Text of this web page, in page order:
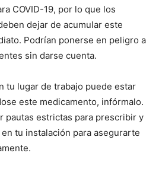
COVID-19, por lo que los
dejar de acumular este
Podrían ponerse en peligro a
sin darse cuenta.
tu lugar de trabajo puede estar
este medicamento, infórmalo.
pautas estrictas para prescribir y
tu instalación para asegurarte